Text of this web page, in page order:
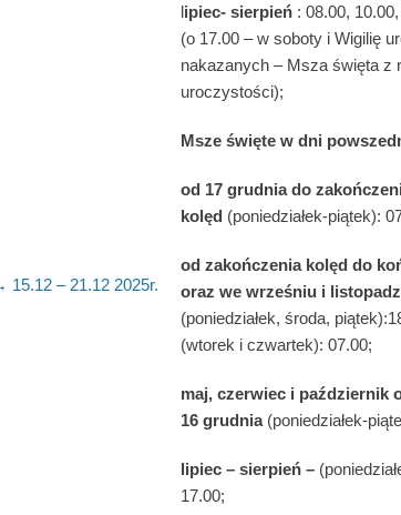
Next
15.12 – 21.12 2025r.
lipiec- sierpień : 08.00,
(o 17.00 – w soboty i Wigilię
nakazanych – Msza święta z
uroczystości);
Msze święte w dni
od 17 grudniado
kolęd (poniedziałek-piątek):
od zakończenia kolęd do
oraz we wrześniu i
(poniedziałek, środa,
(wtorek i czwartek): 07.00;
maj, czerwiec i październik
16 grudnia (poniedziałek-
lipiec – sierpień –
17.00;